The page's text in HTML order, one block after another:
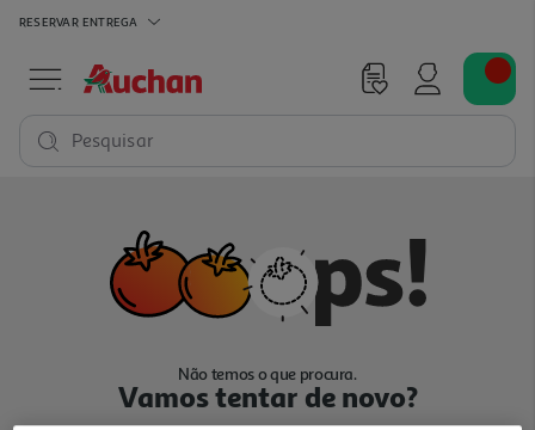
RESERVAR ENTREGA
Pesquisar
Não temos o que procura.
Vamos tentar de novo?